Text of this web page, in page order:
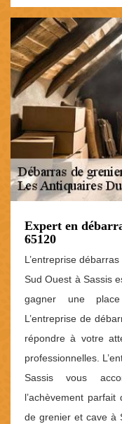
Expert en
65120
L’entreprise
Sud Ouest à Sassis
gagner une
L’entreprise de
répondre à votre
professionnelles.
Sassis vous
l’achèvement
de grenier et cave à